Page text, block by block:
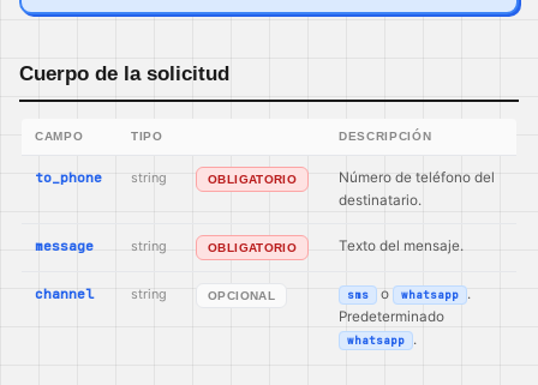
Cuerpo de la solicitud
CAMPO TIPO DESCRIPCIÓN
to_phone string OBLIGATORIO
Número de teléfono del
destinatario.
message string OBLIGATORIO Texto del mensaje.
channel string OPCIONAL sms o whatsapp
.
Predeterminado
whatsapp .